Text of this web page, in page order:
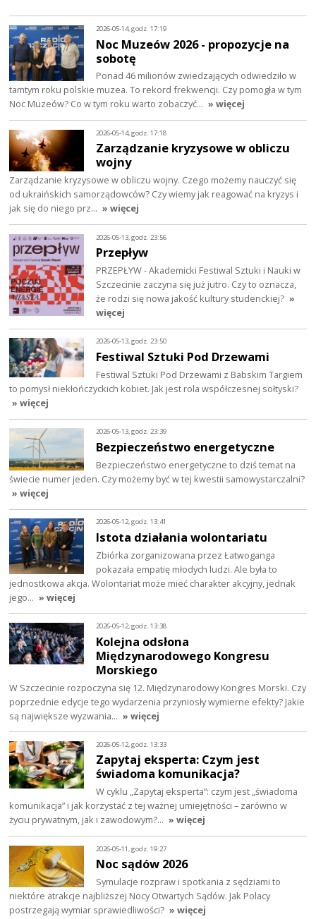
2026-05-14, godz. 17:19
Noc Muzeów 2026 - propozycje na
sobotę
Ponad 46 milionów zwiedzających odwiedziło w
tamtym roku polskie muzea. To rekord frekwencji. Czy pomogła w tym
Noc Muzeów? Co w tym roku warto zobaczyć… » więcej
2026-05-14, godz. 17:18
Zarządzanie kryzysowe w obliczu
wojny
Zarządzanie kryzysowe w obliczu wojny. Czego możemy nauczyć się
od ukraińskich samorządowców? Czy wiemy jak reagować na kryzys i
jak się do niego prz… » więcej
2026-05-13, godz. 23:56
Przepływ
PRZEPŁYW - Akademicki Festiwal Sztuki i Nauki w
Szczecinie zaczyna się już jutro. Czy to oznacza,
że rodzi się nowa jakość kultury studenckiej? »
więcej
2026-05-13, godz. 23:50
Festiwal Sztuki Pod Drzewami
Festiwal Sztuki Pod Drzewami z Babskim Targiem
to pomysł niekłończyckich kobiet. Jak jest rola współczesnej sołtyski?
» więcej
2026-05-13, godz. 23:39
Bezpieczeństwo energetyczne
Bezpieczeństwo energetyczne to dziś temat na
świecie numer jeden. Czy możemy być w tej kwestii samowystarczalni?
» więcej
2026-05-12, godz. 13:41
Istota działania wolontariatu
Zbiórka zorganizowana przez Łatwoganga
pokazała empatię młodych ludzi. Ale była to
jednostkowa akcja. Wolontariat może mieć charakter akcyjny, jednak
jego… » więcej
2026-05-12, godz. 13:38
Kolejna odsłona
Międzynarodowego Kongresu
Morskiego
W Szczecinie rozpoczyna się 12. Międzynarodowy Kongres Morski. Czy
poprzednie edycje tego wydarzenia przyniosły wymierne efekty? Jakie
są największe wyzwania… » więcej
2026-05-12, godz. 13:33
Zapytaj eksperta: Czym jest
świadoma komunikacja?
W cyklu „Zapytaj eksperta”: czym jest „świadoma
komunikacja” i jak korzystać z tej ważnej umiejętności – zarówno w
życiu prywatnym, jak i zawodowym?… » więcej
2026-05-11, godz. 19:27
Noc sądów 2026
Symulacje rozpraw i spotkania z sędziami to
niektóre atrakcje najbliższej Nocy Otwartych Sądów. Jak Polacy
postrzegają wymiar sprawiedliwości? » więcej